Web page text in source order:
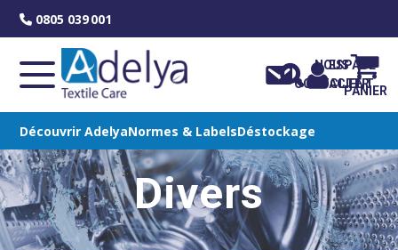
0805 039 001
NOUS
CONTACTER
ESPACE
CLIENT
PANIER
Découvrir AdelyaNormes & LabelsDéstockage
Divers